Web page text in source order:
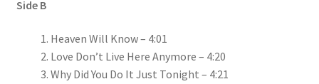
Side B
Heaven Will Know – 4:01
Love Don’t Live Here Anymore – 4:20
Why Did You Do It Just Tonight – 4:21